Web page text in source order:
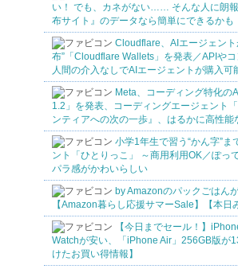
い！ でも、カネがない…… そんな人に朗
布サイト』のデータなら簡単にできるかも
Cloudflare、AIエージェン
布”「Cloudflare Wallets」を発表／APIや
人間の介入なしでAIエージェントが購入可
Meta、コーディング特化の
1.2」を発表、コーディングエージェント
ンティアへの次の一歩』、はるかに高性
小学1年生で習う“かん字”ま
ント「ひとりっこ」 ～商用利用OK／ぽっ
パラ感がかわいらしい
by Amazonのパックごはん
【Amazon暮らし応援サマーSale】【本日
【今日までセール！】
Watchが安い、「iPhone Air」256GB版が
けたお買い得情報】